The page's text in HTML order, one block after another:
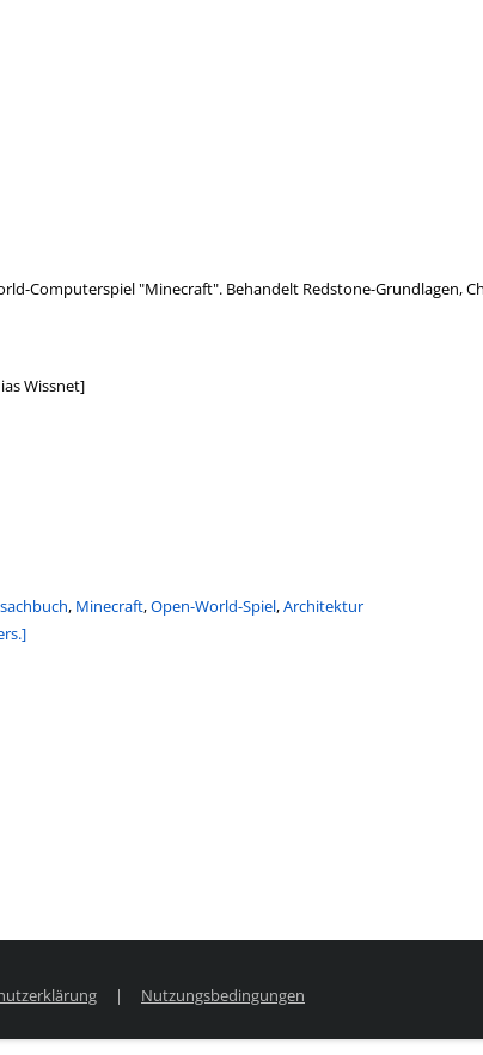
Computerspiel "Minecraft". Behandelt Redstone-Grundlagen,
Wissnet]
, Minecraft,Open-World-Spiel,Architektur
| Nutzungsbedingungen